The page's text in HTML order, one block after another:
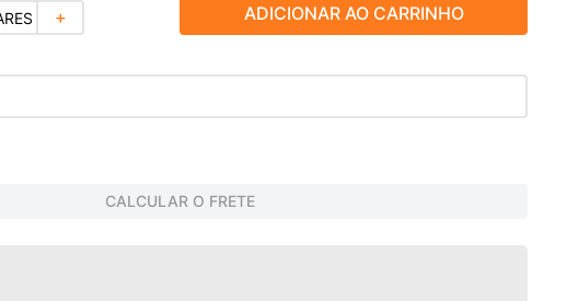
＋ ADICIONAR AO CARRINHO
CALCULAR O FRETE